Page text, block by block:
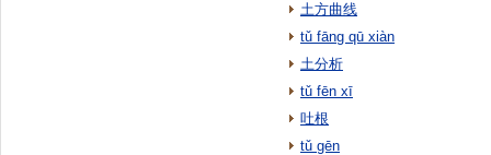
土方曲线
tǔ fāng qū xiàn
土分析
tǔ fēn xī
吐根
tǔ gēn